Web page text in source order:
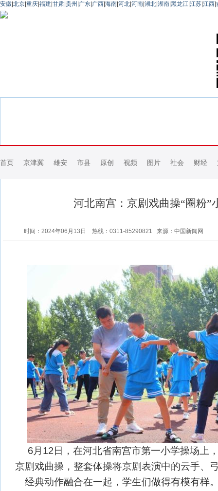
安徽 北京 重庆 福建 甘肃 贵州 广东 广西 海南 河北 河南 湖北 湖南 黑龙江 江苏 江西
首页 京津冀 雄安 市县 原创 视频 图片 社会 财经
河北南宫：京剧戏曲操“圈粉”
时间：2024年06月13日 热线：0311-85290821 来源：中国新闻网
6月12日，在河北省南宫市第一小学操场上
京剧戏曲操，整套体操将京剧表演中的云手、
经典动作融合在一起，学生们做得有模有样